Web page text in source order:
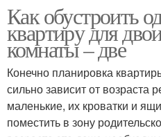
Как обустроить
квартиру для
комнаты – две
Конечно планировка
сильно зависит от возраста
маленькие, их кроватки и
поместить в зону